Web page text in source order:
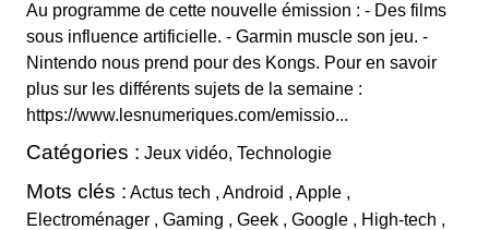
Au programme de cette nouvelle émission : - Des films
sous influence artificielle. - Garmin muscle son jeu. -
Nintendo nous prend pour des Kongs. Pour en savoir
plus sur les différents sujets de la semaine :
https://www.lesnumeriques.com/emissio...
Catégories : Jeux vidéo, Technologie
Mots clés : Actus tech , Android , Apple ,
Electroménager , Gaming , Geek , Google , High-tech ,